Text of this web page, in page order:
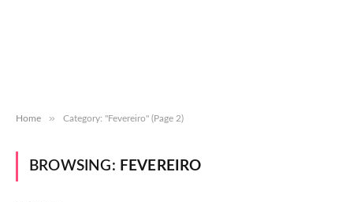
Home » Category: "Fevereiro" (Page 2)
BROWSING: FEVEREIRO